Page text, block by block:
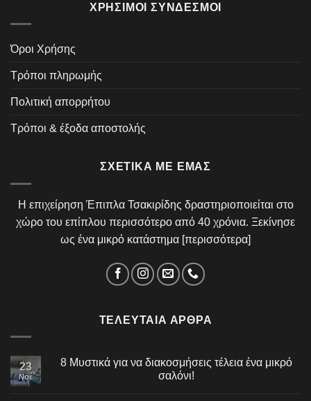
ΧΡΉΣΙΜΟΙ ΣΎΝΔΕΣΜΟΙ
Όροι Χρήσης
Τρόποι πληρωμής
Πολιτική απορρήτου
Τρόποι & έξοδα αποστολής
ΣΧΕΤΙΚΆ ΜΕ ΕΜΆΣ
Η επιχείρηση Έπιπλα Τσακιρίδης δραστηριοποιείται στο
χώρο του επίπλου περισσότερο από 40 χρόνια. Ξεκίνησε
ως ένα μικρό κατάστημα [περισσότερα]
ΤΕΛΕΥΤΑΊΑ ΆΡΘΡΑ
23
Νοέ
8 Μυστικά για να διακοσμήσεις τέλεια ένα μικρό
σαλόνι!